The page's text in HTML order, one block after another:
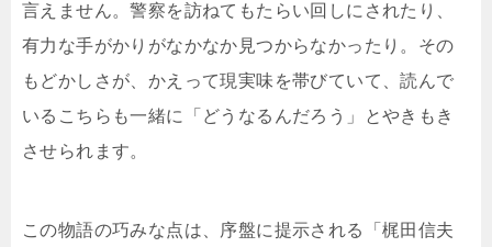
言えません。警察を訪ねてもたらい回しにされたり、
有力な手がかりがなかなか見つからなかったり。その
もどかしさが、かえって現実味を帯びていて、読んで
いるこちらも一緒に「どうなるんだろう」とやきもき
させられます。
この物語の巧みな点は、序盤に提示される「梶田信夫